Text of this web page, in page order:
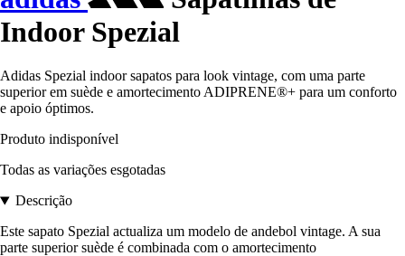
Indoor Spezial
Adidas Spezial indoor sapatos para look vintage, com uma parte
superior em suède e amortecimento ADIPRENE®+ para um conforto
e apoio óptimos.
Produto indisponível
Todas as variações esgotadas
Descrição
Este sapato Spezial actualiza um modelo de andebol vintage. A sua
parte superior suède é combinada com o amortecimento